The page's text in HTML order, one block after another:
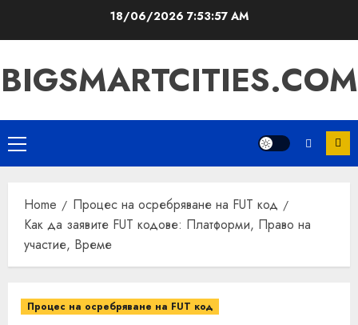
18/06/2026 7:53:58 AM
BIGSMARTCITIES.COM
Primary
Menu
Home
Процес на осребряване на FUT код
Как да заявите FUT кодове: Платформи, Право на
участие, Време
Процес на осребряване на FUT код